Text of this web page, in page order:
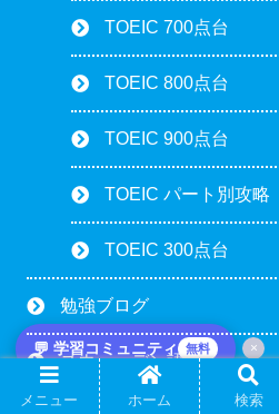
💬 学習コミュニティ 無料 ×
TOEIC 700点台
TOEIC 800点台
TOEIC 900点台
TOEIC パート別攻略
TOEIC 300点台
勉強ブログ
スウェーデン語
メニュー ホーム 検索